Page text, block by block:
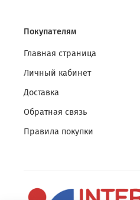
Покупателям
Главная страница
Личный кабинет
Доставка
Обратная связь
Правила покупки